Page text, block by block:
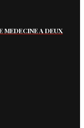
MEDECINE A DEUX